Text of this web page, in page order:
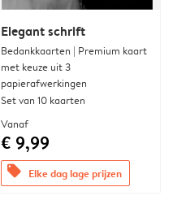
Elegant schrift
Bedankkaarten | Premium kaart
met keuze uit 3
papierafwerkingen
Set van 10 kaarten
Vanaf
€ 9,99
offers Elke dag lage prijzen